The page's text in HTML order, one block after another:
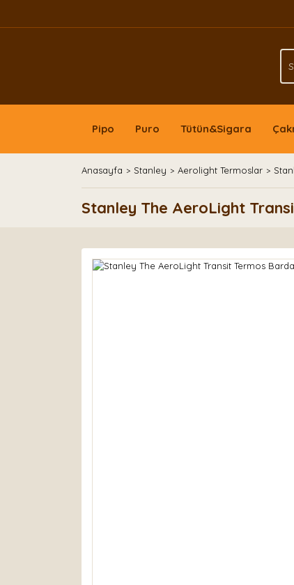
Pipo Puro Tütün&Sigara
Anasayfa Stanley Aerolight Termoslar
Stanley The AeroLight